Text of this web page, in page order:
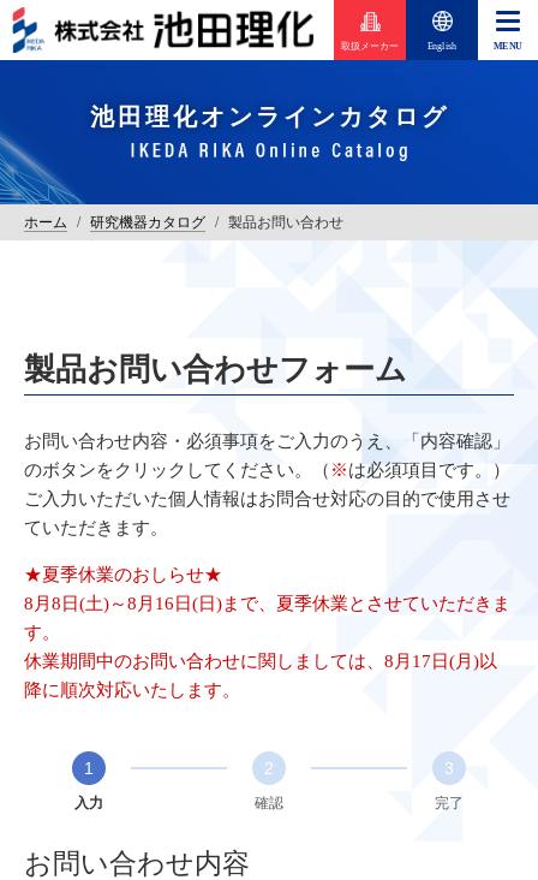
取扱メーカー English
池田理化オンラインカタログ
ホーム / 研究機器カタログ / 製品お問い合わせ
製品お問い合わせフォーム
お問い合わせ内容・必須事項をご入力のうえ、「内容確認」
のボタンをクリックしてください。（ ※は必須項目です。）
ご入力いただいた個人情報はお問合せ対応の目的で使用させ
ていただきます。
★夏季休業のおしらせ★
8月8日(土)～8月16日(日)まで、夏季休業とさせていただきま
す。
休業期間中のお問い合わせに関しましては、8月17日(月)以
降に順次対応いたします。
1
入力
2
確認
3
完了
お問い合わせ内容